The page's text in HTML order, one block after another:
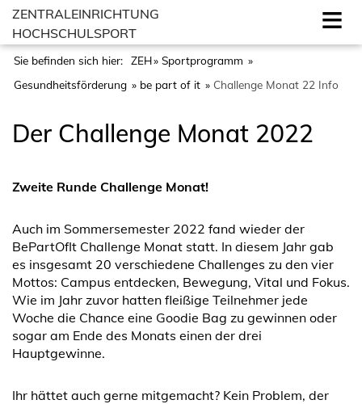
ZENTRALEINRICHTUNG
HOCHSCHULSPORT
Sie befinden sich hier: ZEH
Sportprogramm
Gesundheitsförderung
be part of it Challenge Monat 22 Info
Der Challenge Monat 2022
Zweite Runde Challenge Monat!
Auch im Sommersemester 2022 fand wieder der
BePartOfIt Challenge Monat statt. In diesem Jahr gab
es insgesamt 20 verschiedene Challenges zu den vier
Mottos: Campus entdecken, Bewegung, Vital und Fokus.
Wie im Jahr zuvor hatten fleißige Teilnehmer jede
Woche die Chance eine Goodie Bag zu gewinnen oder
sogar am Ende des Monats einen der drei
Hauptgewinne.
Ihr hättet auch gerne mitgemacht? Kein Problem, der